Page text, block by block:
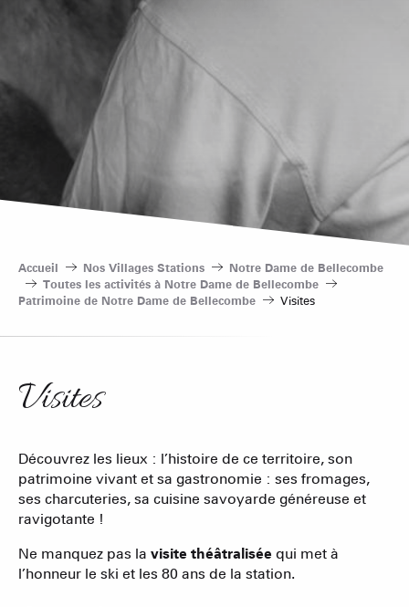
Accueil Nos Villages Stations
Notre Dame de Bellecombe
Toutes les activités à Notre Dame de Bellecombe
Patrimoine de Notre Dame de Bellecombe
Visites
Visites
Découvrez les lieux : l’histoire de ce territoire, son
patrimoine vivant et sa gastronomie : ses fromages,
ses charcuteries, sa cuisine savoyarde généreuse et
ravigotante !
Ne manquez pas la visite théâtralisée qui met à
l’honneur le ski et les 80 ans de la station.